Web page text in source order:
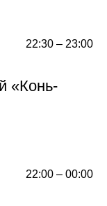
22:30 – 23:00
«Конь-
22:00 – 00:00